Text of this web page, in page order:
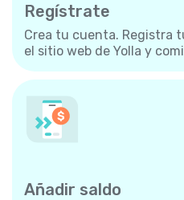
Regístrate
Crea tu cuenta. Registra
el sitio web de Yolla y
Añadir saldo